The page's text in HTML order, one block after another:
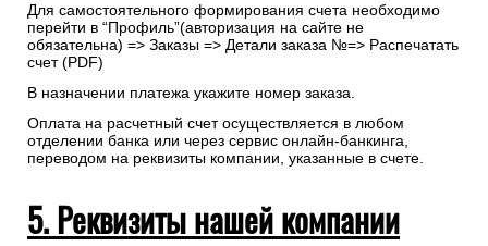
Для самостоятельного формирования счета необходимо
перейти в “Профиль”(авторизация на сайте не
обязательна) => Заказы => Детали заказа №=> Распечатать
счет (PDF)
В назначении платежа укажите номер заказа.
Оплата на расчетный счет осуществляется в любом
отделении банка или через сервис онлайн-банкинга,
переводом на реквизиты компании, указанные в счете.
5. Реквизиты нашей компании